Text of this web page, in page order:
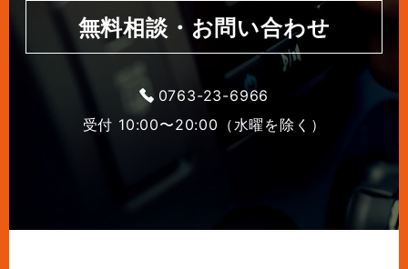
無料相談・お問い合わせ
0763-23-6966
受付 10:00〜20:00（水曜を除く）